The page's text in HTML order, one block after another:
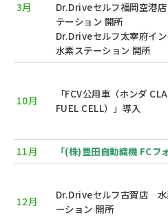
3月
Dr.Driveセルフ福岡空港
テーション 開所
Dr.Driveセルフ太宰府イ
水素ステーション 開所
10月
「FCV公用車（ホンダ
FUEL CELL）」導入
11月 「(株)豊田自動織機 FC
12月
Dr.Driveセルフ古賀店 水
ーション 開所